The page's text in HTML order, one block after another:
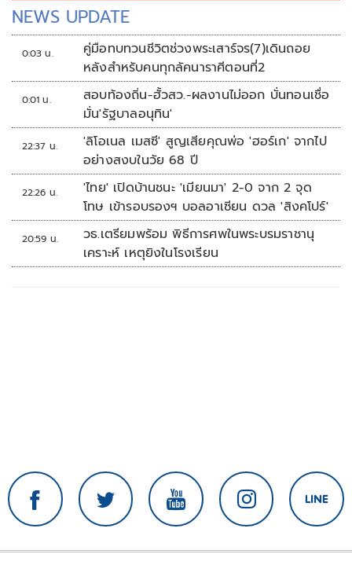
NEWS UPDATE
0:03 น.
คู่มือทบทวนชีวิตช่วงพระเสาร์จร(7)เดินถอย
หลังสำหรับคนทุกลัคนาราศีตอนที่2
0:01 น.
สอบท้องถิ่น-ฮั้วสว.-ผลงานไม่ออก บั่นทอนเชื่อ
มั่น'รัฐบาลอนุทิน'
22:37 น.
'ลิโอเนล เมสซี' สูญเสียคุณพ่อ 'ฮอร์เก' จากไป
อย่างสงบในวัย 68 ปี
22:26 น.
'ไทย' เปิดบ้านชนะ 'เมียนมา' 2-0 จาก 2 จุด
โทษ เข้ารอบรองฯ บอลอาเซียน ดวล 'สิงคโปร์'
20:59 น.
วธ.เตรียมพร้อม พิธีการศพในพระบรมราชานุ
เคราะห์ เหตุยิงในโรงเรียน